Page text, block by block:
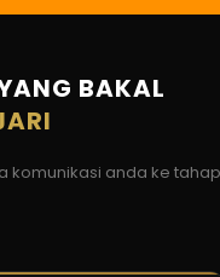
BAKAL
komunikasi anda ke tahap